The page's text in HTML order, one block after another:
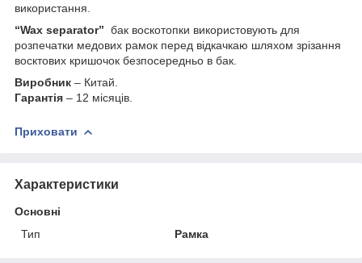
використання.
“Wax separator” бак воскотопки використовують для
розпечатки медових рамок перед відкачкаю шляхом зрізання
восктових кришочок безпосередньо в бак.
Виробник – Китай.
Гарантія – 12 місяців.
Приховати
Характеристики
Основні
Тип
Рамка